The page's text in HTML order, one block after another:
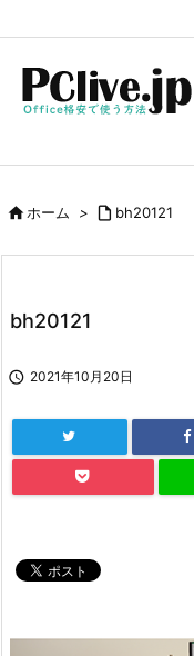
ホーム >  bh20121
bh20121
 2021年10月20日